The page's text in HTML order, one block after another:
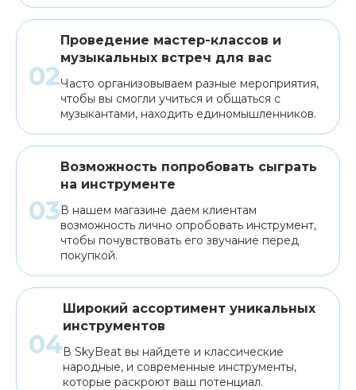
Проведение мастер-классов и
музыкальных встреч для вас
Часто организовываем разные мероприятия,
чтобы вы смогли учиться и общаться с
музыкантами, находить единомышленников.
Возможность попробовать сыграть
на инструменте
В нашем магазине даем клиентам
возможность лично опробовать инструмент,
чтобы почувствовать его звучание перед
покупкой.
Широкий ассортимент уникальных
инструментов
В SkyBeat вы найдете и классические
народные, и современные инструменты,
которые раскроют ваш потенциал.